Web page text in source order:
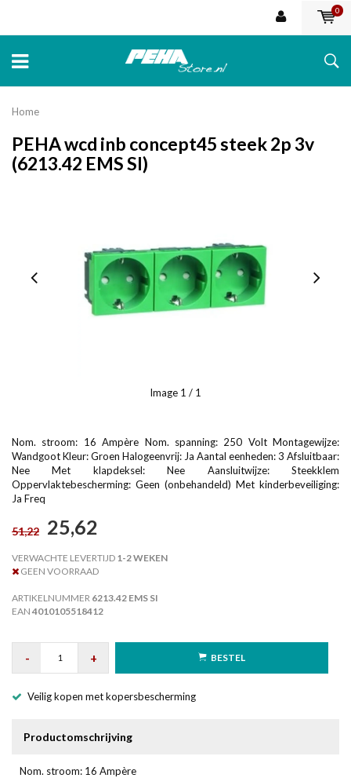
0
Home
PEHA wcd inb concept45 steek 2p 3v
(6213.42 EMS SI)
Image 1 / 1
Nom. stroom: 16 Ampère Nom. spanning: 250 Volt Montagewijze:
Wandgoot Kleur: Groen Halogeenvrij: Ja Aantal eenheden: 3 Afsluitbaar:
Nee Met klapdeksel: Nee Aansluitwijze: Steekklem
Oppervlaktebescherming: Geen (onbehandeld) Met kinderbeveiliging:
Ja Freq
51,22 25,62
VERWACHTE LEVERTIJD 1-2 WEKEN
GEEN VOORRAAD
ARTIKELNUMMER 6213.42 EMS SI
EAN 4010105518412
- + BESTEL
Veilig kopen met kopersbescherming
Productomschrijving
Nom. stroom: 16 Ampère